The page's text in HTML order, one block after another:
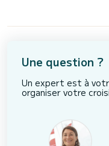
Une question ?
Un expert est à
organiser votre